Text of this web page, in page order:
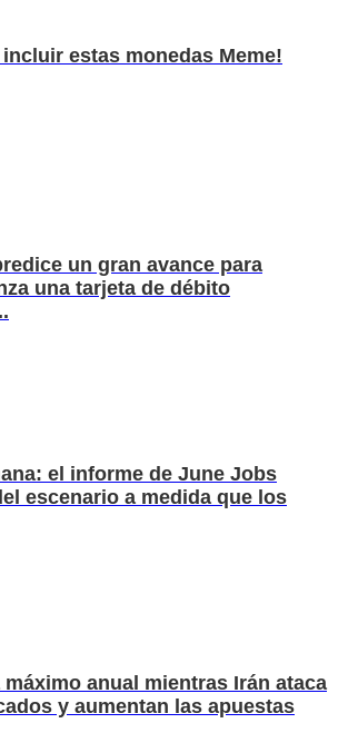
incluir estas monedas Meme!
un gran avance para
una tarjeta de débito
el informe de June Jobs
escenario a medida que los
anual mientras Irán ataca
y aumentan las apuestas